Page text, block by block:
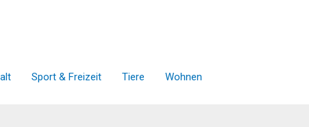
Sport & Freizeit Tiere Wohnen